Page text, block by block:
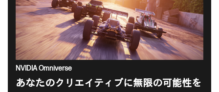
NVIDIA Omniverse
あなたのクリエイティブに無限の可能性を